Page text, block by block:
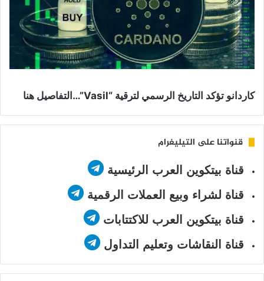
كاردانو تؤكد التاريخ الرسمي لترقية “Vasil”…التفاصيل هنا
قنواتنا على التيليغرام
قناة بيتكوين العرب الرئيسية
قناة لشراء وبيع العملات الرقمية
قناة بيتكوين العرب للاكتتابات
قناة النقاشات وتعليم التداول